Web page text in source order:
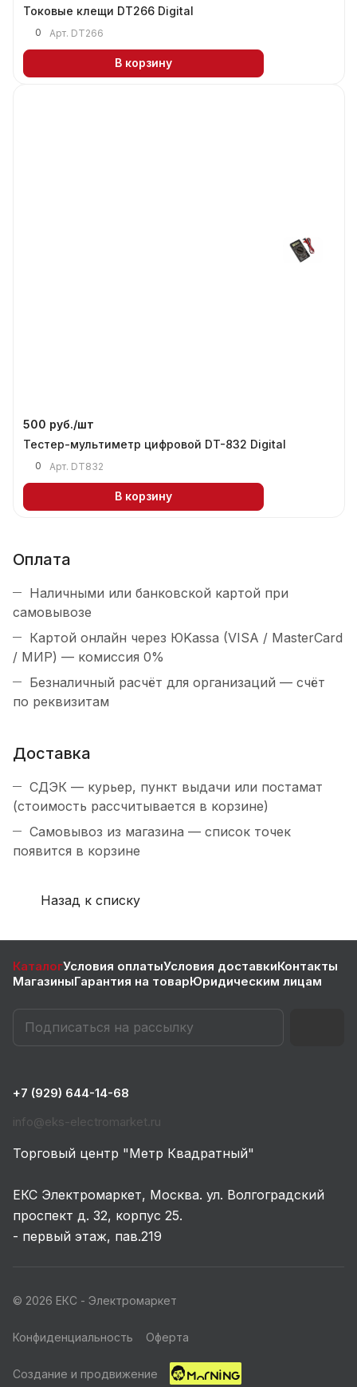
Токовые клещи DT266 Digital
0 Арт. DT266
В корзину
500 руб./шт
Тестер-мультиметр цифровой DT-832 Digital
0 Арт. DT832
В корзину
Оплата
Наличными или банковской картой при
самовывозе
Картой онлайн через ЮKassa (VISA / MasterCard
/ МИР) — комиссия 0%
Безналичный расчёт для организаций — счёт
по реквизитам
Доставка
СДЭК — курьер, пункт выдачи или постамат
(стоимость рассчитывается в корзине)
Самовывоз из магазина — список точек
появится в корзине
Назад к списку
КаталогУсловия оплатыУсловия доставкиКонтакты
МагазиныГарантия на товарЮридическим лицам
+7 (929) 644-14-68
info@eks-electromarket.ru
Торговый центр "Метр Квадратный"
ЕКС Электромаркет, Москва. ул. Волгоградский
проспект д. 32, корпус 25.
- первый этаж, пав.219
© 2026 ЕКС - Электромаркет
Конфиденциальность Оферта
Создание и продвижение